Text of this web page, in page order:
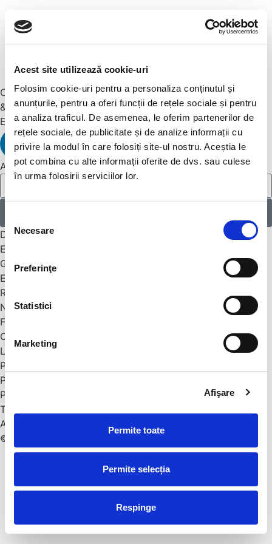
Acest site utilizează cookie-uri
Folosim cookie-uri pentru a personaliza conținutul și
anunțurile, pentru a oferi funcții de rețele sociale și pentru
a analiza traficul. De asemenea, le oferim partenerilor de
rețele sociale, de publicitate și de analize informații cu
privire la modul în care folosiți site-ul nostru. Aceștia le
pot combina cu alte informații oferite de dvs. sau culese
în urma folosirii serviciilor lor.
consimțământului
Necesare
Preferinţe
Statistici
Marketing
Afişare
Permite toate
Permite selecția
Respinge
CURSURI ENGLEZĂ
& GERMANĂ
EXAMENE CAMBRIDGE
Abonează-te laNewsletter
Despre noi
Engleză
Germană
Examene Cambridge
Resurse
Noutăți
Featured in
Contact
Link-uri utile
Plată online
Politică de confidențialitate
Politică livrare-retur
Termeni și condiții
ANPC
© 2026 Twinkle Star. All rights reserved